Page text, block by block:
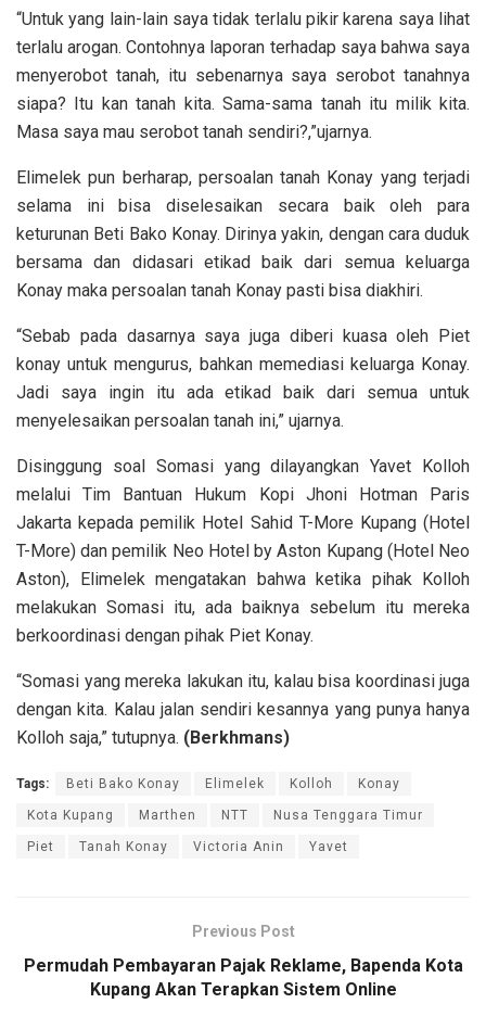
“Untuk yang lain-lain saya tidak terlalu pikir karena saya lihat
terlalu arogan. Contohnya laporan terhadap saya bahwa saya
menyerobot tanah, itu sebenarnya saya serobot tanahnya
siapa? Itu kan tanah kita. Sama-sama tanah itu milik kita.
Masa saya mau serobot tanah sendiri?,”ujarnya.
Elimelek pun berharap, persoalan tanah Konay yang terjadi
selama ini bisa diselesaikan secara baik oleh para
keturunan Beti Bako Konay. Dirinya yakin, dengan cara duduk
bersama dan didasari etikad baik dari semua keluarga
Konay maka persoalan tanah Konay pasti bisa diakhiri.
“Sebab pada dasarnya saya juga diberi kuasa oleh Piet
konay untuk mengurus, bahkan memediasi keluarga Konay.
Jadi saya ingin itu ada etikad baik dari semua untuk
menyelesaikan persoalan tanah ini,” ujarnya.
Disinggung soal Somasi yang dilayangkan Yavet Kolloh
melalui Tim Bantuan Hukum Kopi Jhoni Hotman Paris
Jakarta kepada pemilik Hotel Sahid T-More Kupang (Hotel
T-More) dan pemilik Neo Hotel by Aston Kupang (Hotel Neo
Aston), Elimelek mengatakan bahwa ketika pihak Kolloh
melakukan Somasi itu, ada baiknya sebelum itu mereka
berkoordinasi dengan pihak Piet Konay.
“Somasi yang mereka lakukan itu, kalau bisa koordinasi juga
dengan kita. Kalau jalan sendiri kesannya yang punya hanya
Kolloh saja,” tutupnya. (Berkhmans)
Tags: Beti Bako Konay Elimelek Kolloh Konay
Kota Kupang Marthen NTT Nusa Tenggara Timur
Piet Tanah Konay Victoria Anin Yavet
Previous Post
Permudah Pembayaran Pajak Reklame, Bapenda Kota
Kupang Akan Terapkan Sistem Online